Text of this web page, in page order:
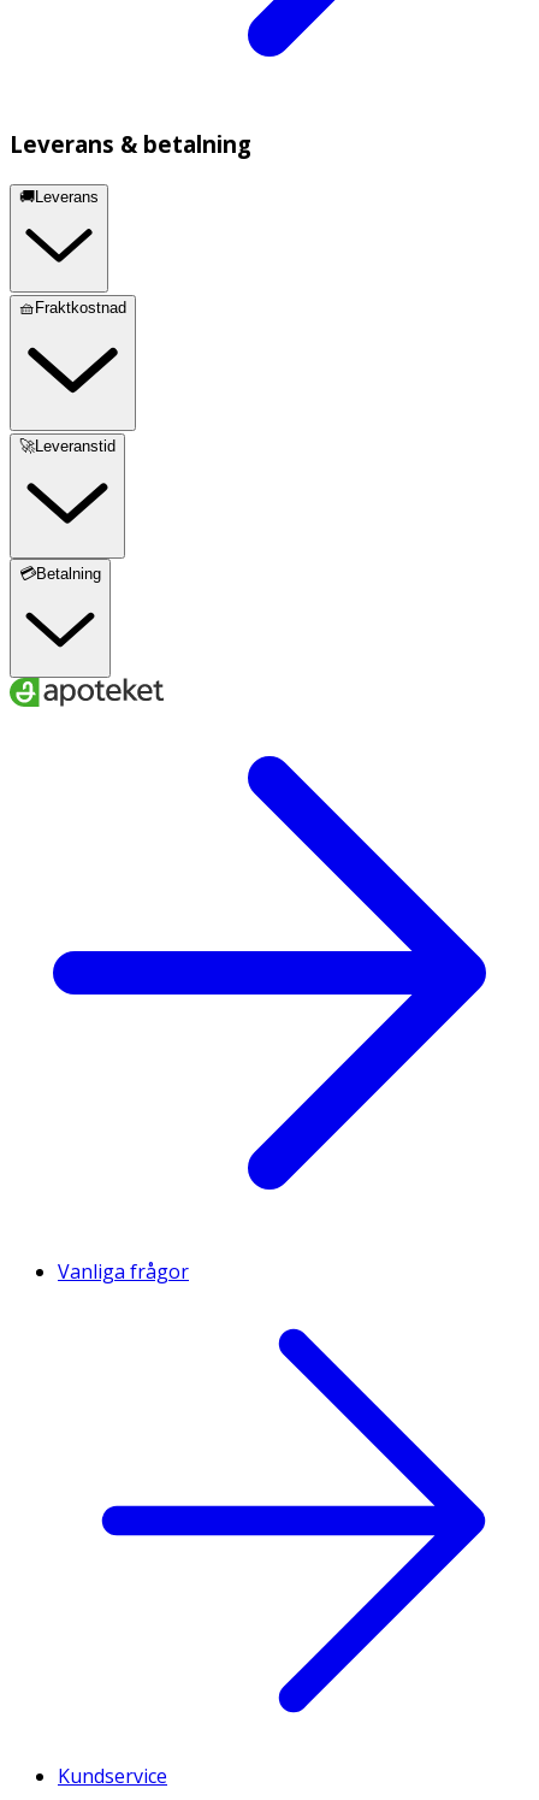
Leverans & betalning
🚚Leverans
🧺Fraktkostnad
🚀Leveranstid
💳Betalning
Vanliga frågor
Kundservice